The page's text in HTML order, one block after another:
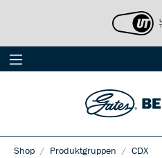
Shop Produktgruppen CDX